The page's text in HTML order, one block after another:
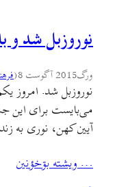
نوروزبل شد و
ورگ2015 آگوست 8 (
نوروزبل شد. امروز
می‌بایست برای این
آیین کهن، نوری به
زنده‌مانی ما را به
… ويشته بۊخؤنين